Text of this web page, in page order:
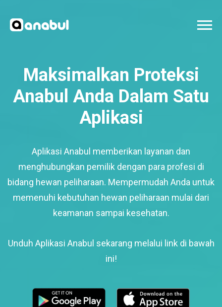
Maksimalkan Proteksi
Anabul Anda Dalam Satu
Aplikasi
Aplikasi Anabul memberikan layanan dan
menghubungkan pemilik dengan para profesi di
bidang hewan peliharaan. Mempermudah Anda untuk
memenuhi kebutuhan hewan peliharaan mulai dari
keamanan sampai kesehatan.
Unduh Aplikasi Anabul sekarang melalui link di bawah
ini!